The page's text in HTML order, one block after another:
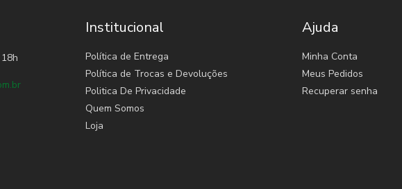
Institucional
Política de Entrega
Política de Trocas e Devoluções
Politica De Privacidade
Quem Somos
Loja
Ajuda
Minha Conta
Meus Pedidos
Recuperar senha